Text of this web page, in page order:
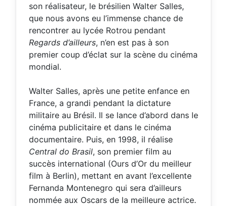
son réalisateur, le brésilien Walter Salles,
que nous avons eu l’immense chance de
rencontrer au lycée Rotrou pendant
Regards d’ailleurs, n’en est pas à son
premier coup d’éclat sur la scène du cinéma
mondial.
Walter Salles, après une petite enfance en
France, a grandi pendant la dictature
militaire au Brésil. Il se lance d’abord dans le
cinéma publicitaire et dans le cinéma
documentaire. Puis, en 1998, il réalise
Central do Brasil, son premier film au
succès international (Ours d’Or du meilleur
film à Berlin), mettant en avant l’excellente
Fernanda Montenegro qui sera d’ailleurs
nommée aux Oscars de la meilleure actrice.